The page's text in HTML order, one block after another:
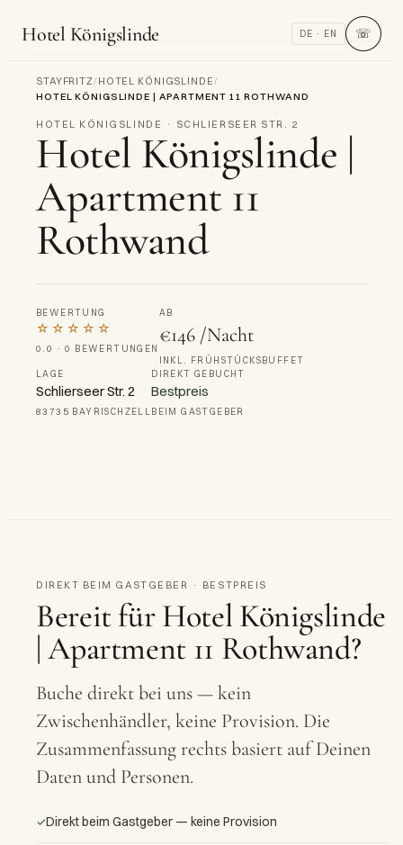
Hotel Königslinde DE · EN ☏
STAYFRITZ/HOTEL KÖNIGSLINDE/
HOTEL KÖNIGSLINDE | APARTMENT 11 ROTHWAND
HOTEL KÖNIGSLINDE · SCHLIERSEER STR. 2
Hotel Königslinde |
Apartment 11
Rothwand
BEWERTUNG
☆☆☆☆☆
0.0 · 0 BEWERTUNGEN
AB
€146 /Nacht
INKL. FRÜHSTÜCKSBUFFET
LAGE
Schlierseer Str. 2
83735 BAYRISCHZELL
DIREKT GEBUCHT
Bestpreis
BEIM GASTGEBER
DIREKT BEIM GASTGEBER · BESTPREIS
Bereit fürHotel Königslinde
| Apartment 11 Rothwand?
Buche direkt bei uns — kein
Zwischenhändler, keine Provision. Die
Zusammenfassung rechts basiert auf Deinen
Daten und Personen.
✓Direkt beim Gastgeber — keine Provision